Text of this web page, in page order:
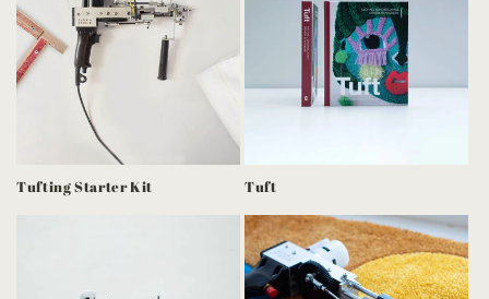
Tufting Starter Kit Tuft